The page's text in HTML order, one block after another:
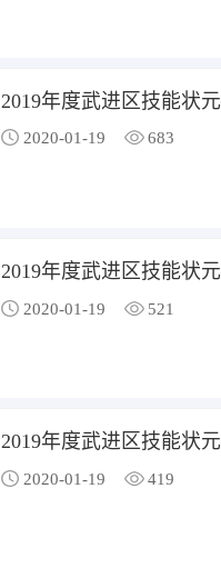
2019年度武进区技能状
2020-01-19 683
2019年度武进区技能状
2020-01-19 521
2019年度武进区技能状
2020-01-19 419